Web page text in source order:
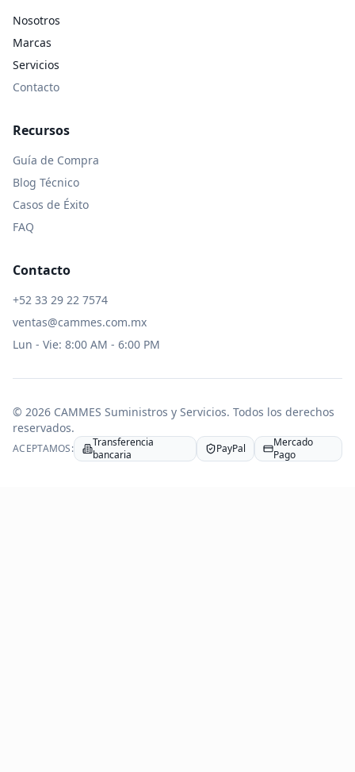
Nosotros
Marcas
Servicios
Contacto
Recursos
Guía de Compra
Blog Técnico
Casos de Éxito
FAQ
Contacto
+52 33 29 22 7574
ventas@cammes.com.mx
Lun - Vie: 8:00 AM - 6:00 PM
© 2026 CAMMES Suministros y Servicios. Todos los derechos
reservados.
ACEPTAMOS:
Transferencia
bancaria
PayPal
Mercado
Pago